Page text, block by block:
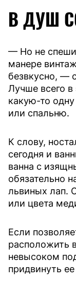
В ДУШ
— Но не
манере
безвкусно, —
Лучше всего в
какую-то
или спальню.
К слову,
сегодня и
ванна с
обязательно
львиных лап.
или цвета
Если
расположить
невысоком
придвинуть